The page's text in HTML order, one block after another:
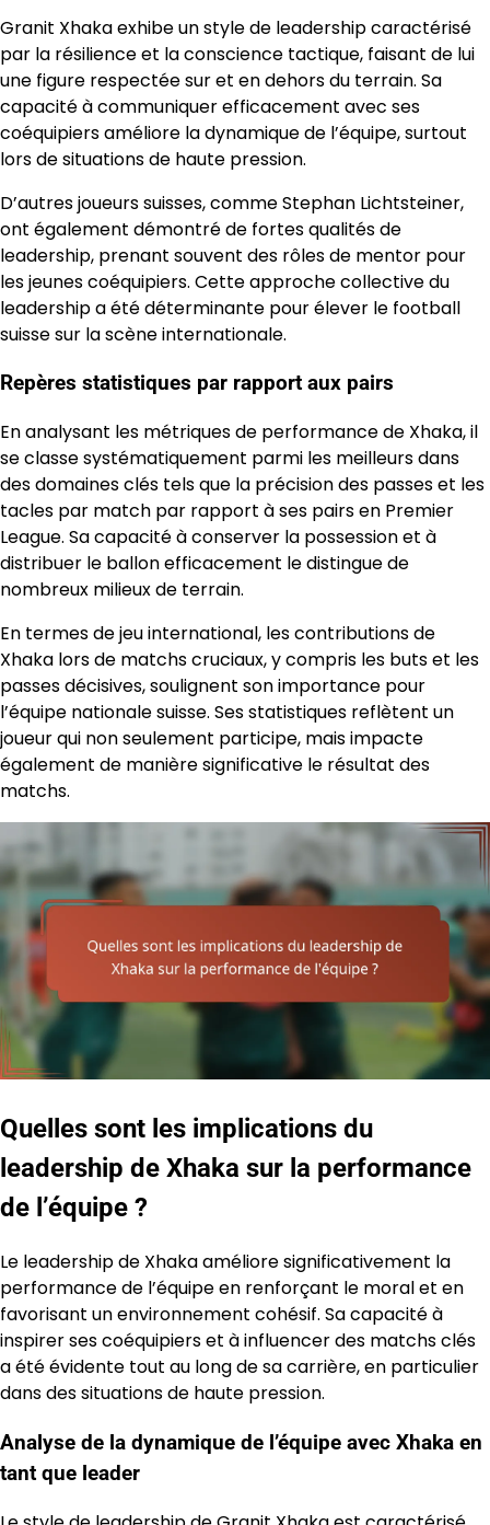
Granit Xhaka exhibe un style de leadership caractérisé
par la résilience et la conscience tactique, faisant de lui
une figure respectée sur et en dehors du terrain. Sa
capacité à communiquer efficacement avec ses
coéquipiers améliore la dynamique de l’équipe, surtout
lors de situations de haute pression.
D’autres joueurs suisses, comme Stephan Lichtsteiner,
ont également démontré de fortes qualités de
leadership, prenant souvent des rôles de mentor pour
les jeunes coéquipiers. Cette approche collective du
leadership a été déterminante pour élever le football
suisse sur la scène internationale.
Repères statistiques par rapport aux pairs
En analysant les métriques de performance de Xhaka, il
se classe systématiquement parmi les meilleurs dans
des domaines clés tels que la précision des passes et les
tacles par match par rapport à ses pairs en Premier
League. Sa capacité à conserver la possession et à
distribuer le ballon efficacement le distingue de
nombreux milieux de terrain.
En termes de jeu international, les contributions de
Xhaka lors de matchs cruciaux, y compris les buts et les
passes décisives, soulignent son importance pour
l’équipe nationale suisse. Ses statistiques reflètent un
joueur qui non seulement participe, mais impacte
également de manière significative le résultat des
matchs.
Quelles sont les implications du
leadership de Xhaka sur la performance
de l’équipe ?
Le leadership de Xhaka améliore significativement la
performance de l’équipe en renforçant le moral et en
favorisant un environnement cohésif. Sa capacité à
inspirer ses coéquipiers et à influencer des matchs clés
a été évidente tout au long de sa carrière, en particulier
dans des situations de haute pression.
Analyse de la dynamique de l’équipe avec Xhaka en
tant que leader